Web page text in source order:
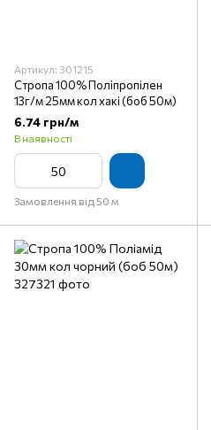
Артикул: 301215
Стропа 100% Поліпропілен
13г/м 25мм кол хакі (боб 50м)
6.74 грн/м
В наявності
Замовлення від 50 м